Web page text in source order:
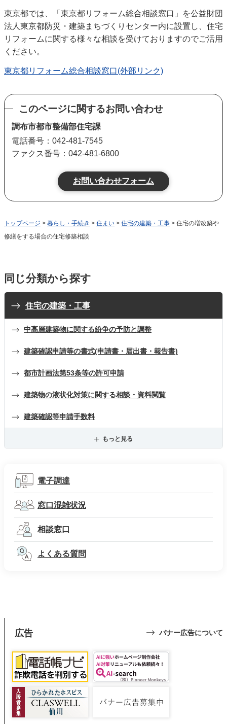
東京都では、「東京都リフォーム総合相談窓口」を公益財団
法人東京都防災・建築まちづくりセンター内に設置し、住宅
リフォームに関する様々な相談を受けておりますのでご活用
ください。
東京都リフォーム総合相談窓口(外部リンク)
このページに関するお問い合わせ
調布市都市整備部住宅課
電話番号：042-481-7545
ファクス番号：042-481-6800
トップページ > 暮らし・手続き > 住まい > 住宅の建築・工事 > 住宅の増改築や
修繕をする場合の住宅修築相談
同じ分類から探す
住宅の建築・工事
中高層建築物に関する紛争の予防と調整
建築確認申請等の書式(申請書・届出書・報告書)
都市計画法第53条等の許可申請
建築物の液状化対策に関する相談・資料閲覧
建築確認等申請手数料
もっと見る
電子調達
窓口混雑状況
相談窓口
よくある質問
広告 バナー広告について